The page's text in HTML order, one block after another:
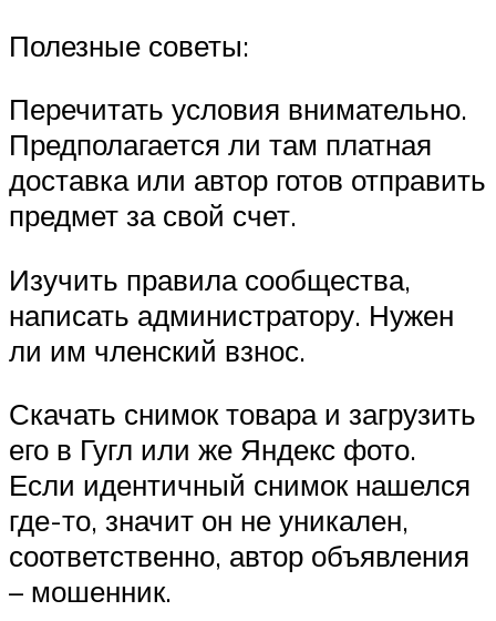
Полезные советы:
Перечитать условия внимательно.
Предполагается ли там платная
доставка или автор готов отправить
предмет за свой счет.
Изучить правила сообщества,
написать администратору. Нужен
ли им членский взнос.
Скачать снимок товара и загрузить
его в Гугл или же Яндекс фото.
Если идентичный снимок нашелся
где-то, значит он не уникален,
соответственно, автор объявления
– мошенник.